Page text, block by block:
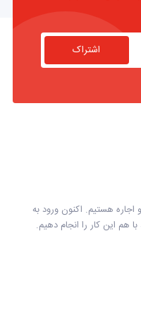
اشتراک
هستیم. اکنون ورود به
هم این کار را انجام دهیم.